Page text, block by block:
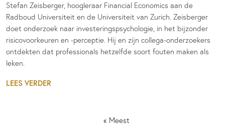
Stefan Zeisberger, hoogleraar Financial Economics aan de
Radboud Universiteit en de Universiteit van Zurich. Zeisberger
doet onderzoek naar investeringspsychologie, in het bijzonder
risicovoorkeuren en -perceptie. Hij en zijn collega-onderzoekers
ontdekten dat professionals hetzelfde soort fouten maken als
leken.
LEES VERDER
« Meest